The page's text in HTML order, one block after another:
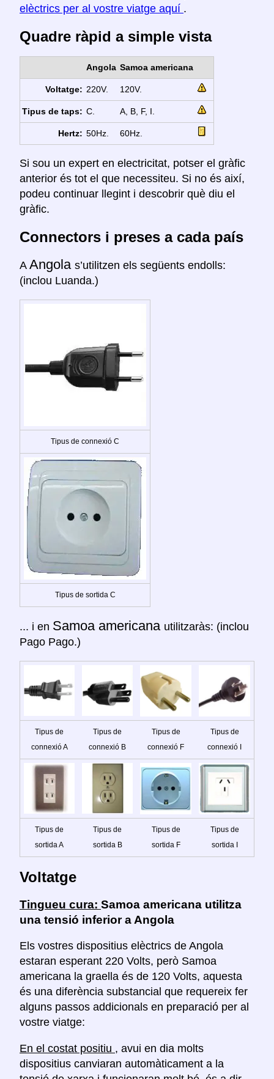
elèctrics per al vostre viatge aquí .
Quadre ràpid a simple vista
Angola Samoa americana
Voltatge: 220V. 120V.
Tipus de taps: C. A, B, F, I.
Hertz: 50Hz. 60Hz.
Si sou un expert en electricitat, potser el gràfic
anterior és tot el que necessiteu. Si no és així,
podeu continuar llegint i descobrir què diu el
gràfic.
Connectors i preses a cada país
A Angola s’utilitzen els següents endolls:
(inclou Luanda.)
Tipus de connexió C
Tipus de sortida C
... i en Samoa americana utilitzaràs: (inclou
Pago Pago.)
Tipus de
connexió A
Tipus de
connexió B
Tipus de
connexió F
Tipus de
connexió I
Tipus de
sortida A
Tipus de
sortida B
Tipus de
sortida F
Tipus de
sortida I
Voltatge
Tingueu cura: Samoa americana utilitza
una tensió inferior a Angola
Els vostres dispositius elèctrics de Angola
estaran esperant 220 Volts, però Samoa
americana la graella és de 120 Volts, aquesta
és una diferència substancial que requereix fer
alguns passos addicionals en preparació per al
vostre viatge:
En el costat positiu , avui en dia molts
dispositius canviaran automàticament a la